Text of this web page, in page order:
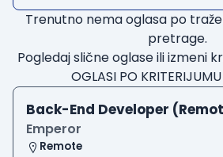
Trenutno nema oglasa po
pretrage.
Pogledaj slične oglase ili izmeni
OGLASI PO
Back-End Developer
Emperor
Remote